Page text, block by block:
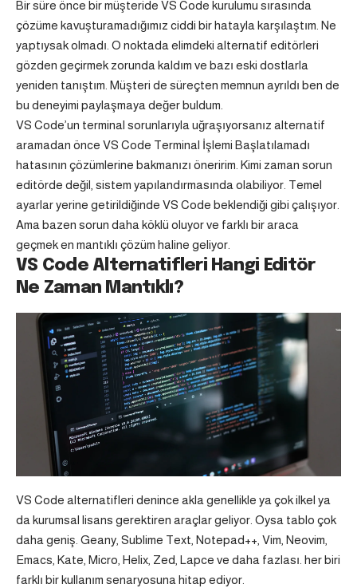
Bir süre önce bir müşteride VS Code kurulumu sırasında
çözüme kavuşturamadığımız ciddi bir hatayla karşılaştım. Ne
yaptıysak olmadı. O noktada elimdeki alternatif editörleri
gözden geçirmek zorunda kaldım ve bazı eski dostlarla
yeniden tanıştım. Müşteri de süreçten memnun ayrıldı ben de
bu deneyimi paylaşmaya değer buldum.
VS Code’un terminal sorunlarıyla uğraşıyorsanız alternatif
aramadan önce VS Code Terminal İşlemi Başlatılamadı
hatasının çözümlerine bakmanızı öneririm. Kimi zaman sorun
editörde değil, sistem yapılandırmasında olabiliyor. Temel
ayarlar yerine getirildiğinde VS Code beklendiği gibi çalışıyor.
Ama bazen sorun daha köklü oluyor ve farklı bir araca
geçmek en mantıklı çözüm haline geliyor.
VS Code Alternatifleri Hangi Editör
Ne Zaman Mantıklı?
VS Code alternatifleri denince akla genellikle ya çok ilkel ya
da kurumsal lisans gerektiren araçlar geliyor. Oysa tablo çok
daha geniş. Geany, Sublime Text, Notepad++, Vim, Neovim,
Emacs, Kate, Micro, Helix, Zed, Lapce ve daha fazlası. her biri
farklı bir kullanım senaryosuna hitap ediyor.